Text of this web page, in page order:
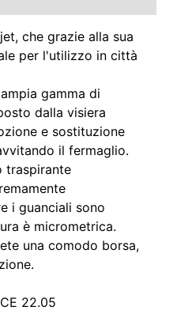
che grazie alla sua
per l'utilizzo in città
gamma di
dalla visiera
e sostituzione
il fermaglio.
traspirante
i guanciali sono
è micrometrica.
una comodo borsa,
22.05